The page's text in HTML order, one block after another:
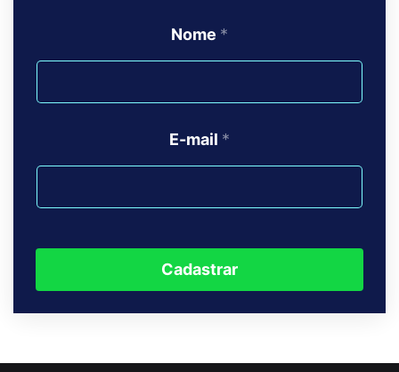
Nome *
E-mail *
Cadastrar